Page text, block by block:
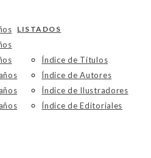
LISTADOS
Índice de Títulos
Índice de Autores
Índice de Ilustradores
Índice de Editoriales